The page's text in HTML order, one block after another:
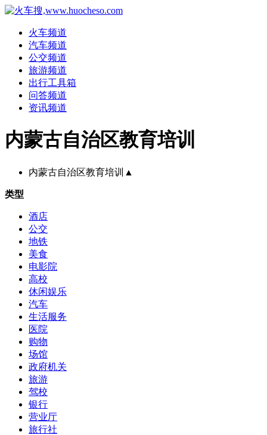
火车频道
汽车频道
公交频道
旅游频道
出行工具箱
问答频道
资讯频道
内蒙古自治区教育培训
内蒙古自治区教育培训 ▲
类型
酒店
公交
地铁
美食
电影院
高校
休闲娱乐
汽车
生活服务
医院
购物
场馆
政府机关
旅游
驾校
银行
营业厅
旅行社